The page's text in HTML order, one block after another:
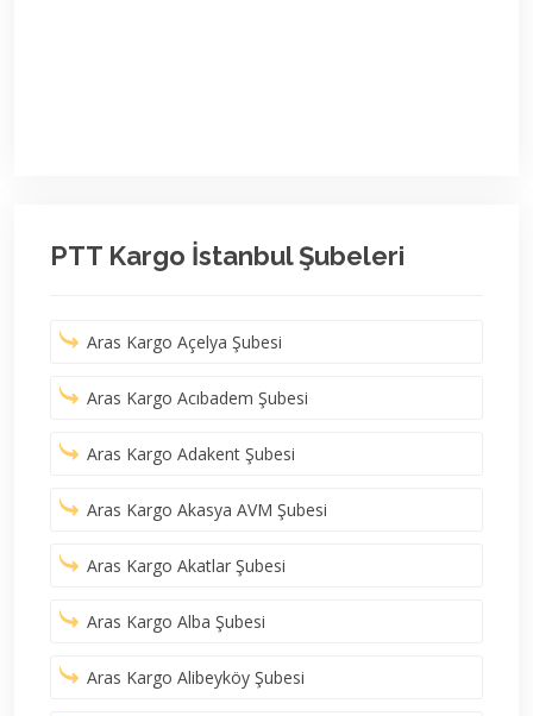
PTT Kargo İstanbul Şubeleri
Aras Kargo Açelya Şubesi
Aras Kargo Acıbadem Şubesi
Aras Kargo Adakent Şubesi
Aras Kargo Akasya AVM Şubesi
Aras Kargo Akatlar Şubesi
Aras Kargo Alba Şubesi
Aras Kargo Alibeyköy Şubesi